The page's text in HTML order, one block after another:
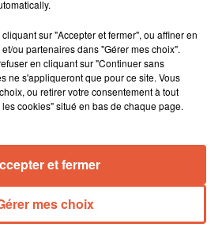
sur "Accepter et fermer", ou affiner en
ou partenaires dans "Gérer mes choix".
en cliquant sur "Continuer sans
ne s'appliqueront que pour ce site. Vous
ou retirer votre consentement à tout
cookies" situé en bas de chaque page.
mes choix
et fermer